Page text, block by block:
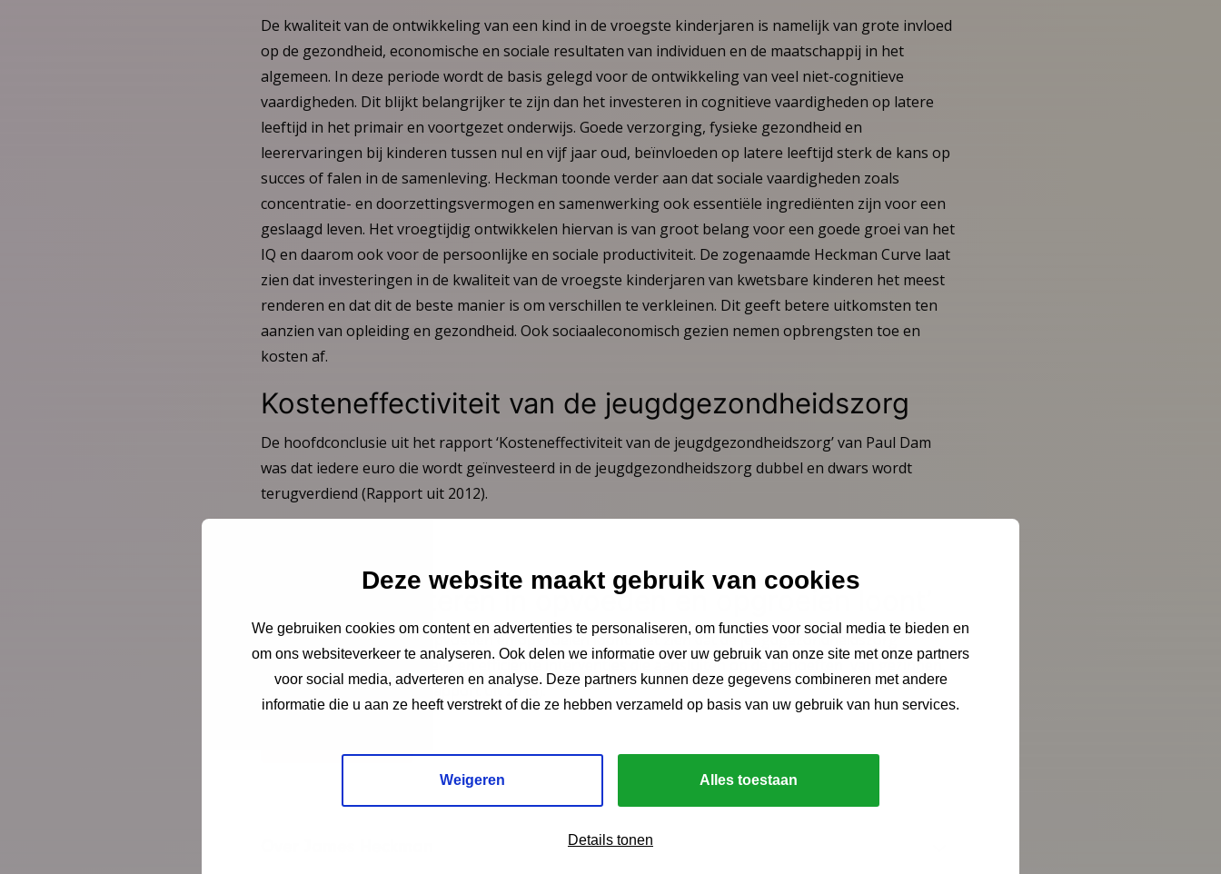
Deze website maakt gebruik van cookies
We gebruiken cookies om content en advertenties te personaliseren, om functies voor social media te bieden en
om ons websiteverkeer te analyseren. Ook delen we informatie over uw gebruik van onze site met onze partners
voor social media, adverteren en analyse. Deze partners kunnen deze gegevens combineren met andere
informatie die u aan ze heeft verstrekt of die ze hebben verzameld op basis van uw gebruik van hun services.
Weigeren Alles toestaan
Details tonen
De kwaliteit van de ontwikkeling van een kind in de vroegste kinderjaren is namelijk van grote invloed
op de gezondheid, economische en sociale resultaten van individuen en de maatschappij in het
algemeen. In deze periode wordt de basis gelegd voor de ontwikkeling van veel niet-cognitieve
vaardigheden. Dit blijkt belangrijker te zijn dan het investeren in cognitieve vaardigheden op latere
leeftijd in het primair en voortgezet onderwijs. Goede verzorging, fysieke gezondheid en
leerervaringen bij kinderen tussen nul en vijf jaar oud, beïnvloeden op latere leeftijd sterk de kans op
succes of falen in de samenleving. Heckman toonde verder aan dat sociale vaardigheden zoals
concentratie- en doorzettingsvermogen en samenwerking ook essentiële ingrediënten zijn voor een
geslaagd leven. Het vroegtijdig ontwikkelen hiervan is van groot belang voor een goede groei van het
IQ en daarom ook voor de persoonlijke en sociale productiviteit. De zogenaamde Heckman Curve laat
zien dat investeringen in de kwaliteit van de vroegste kinderjaren van kwetsbare kinderen het meest
renderen en dat dit de beste manier is om verschillen te verkleinen. Dit geeft betere uitkomsten ten
aanzien van opleiding en gezondheid. Ook sociaaleconomisch gezien nemen opbrengsten toe en
kosten af.
Kosteneffectiviteit van de jeugdgezondheidszorg
De hoofdconclusie uit het rapport ‘Kosteneffectiviteit van de jeugdgezondheidszorg’ van Paul Dam
was dat iedere euro die wordt geïnvesteerd in de jeugdgezondheidszorg dubbel en dwars wordt
terugverdiend (Rapport uit 2012).
Studie ‘Investeren in opvoeden en opgroeien loont’
De studie ‘Investeren in opvoeden en opgroeien loont!’ liet zien dat de jeugdgezondheidszorg
gebruikmaakt van effectieve en efficiënte interventies die aansluiten op de behoeften van gezinnen,
scholen en gemeenten (Rapport uit 2013).